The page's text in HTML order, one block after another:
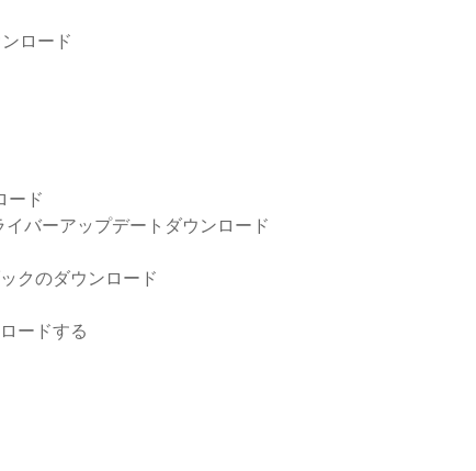
ロード
ード
バーアップデートダウンロード
クのダウンロード
ードする